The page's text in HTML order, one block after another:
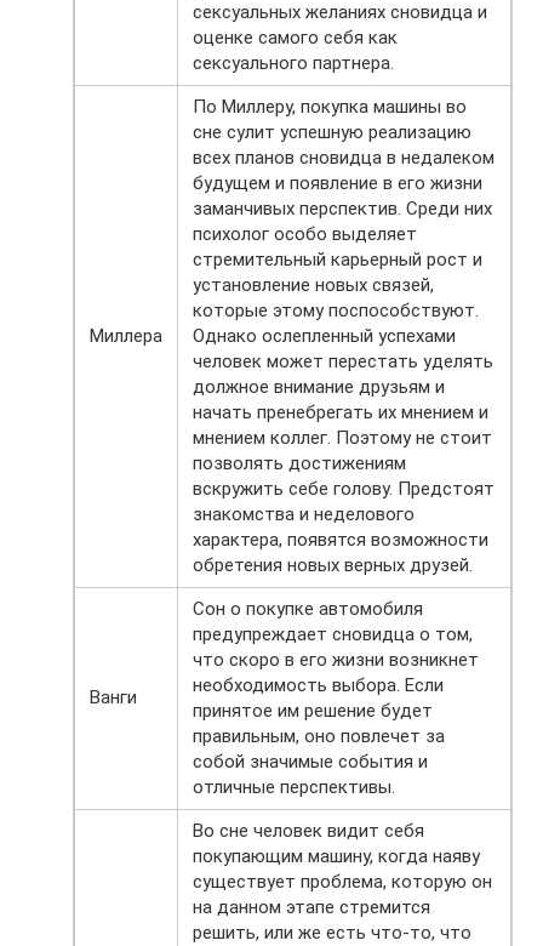
сексуальных желаниях сновидца и
оценке самого себя как
сексуального партнера.
Миллера
По Миллеру, покупка машины во
сне сулит успешную реализацию
всех планов сновидца в недалеком
будущем и появление в его жизни
заманчивых перспектив. Среди них
психолог особо выделяет
стремительный карьерный рост и
установление новых связей,
которые этому поспособствуют.
Однако ослепленный успехами
человек может перестать уделять
должное внимание друзьям и
начать пренебрегать их мнением и
мнением коллег. Поэтому не стоит
позволять достижениям
вскружить себе голову. Предстоят
знакомства и неделового
характера, появятся возможности
обретения новых верных друзей.
Ванги
Сон о покупке автомобиля
предупреждает сновидца о том,
что скоро в его жизни возникнет
необходимость выбора. Если
принятое им решение будет
правильным, оно повлечет за
собой значимые события и
отличные перспективы.
Во сне человек видит себя
покупающим машину, когда наяву
существует проблема, которую он
на данном этапе стремится
решить, или же есть что-то, что